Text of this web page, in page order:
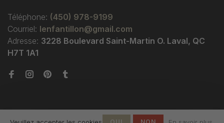
Téléphone: (450) 978-9199
Courriel: lenfantillon@gmail.com
Adresse: 3228 Boulevard Saint-Martin O. Laval, QC
H7T 1A1